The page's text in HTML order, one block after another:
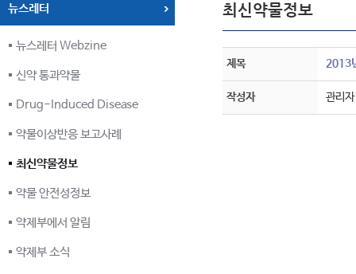
뉴스레터
뉴스레터 Webzine
신약 통과약물
Drug-Induced Disease
약물이상반응 보고사례
최신약물정보
약물 안전성정보
약제부에서 알림
약제부 소식
최신약물정보
제목 2013
작성자 관리자